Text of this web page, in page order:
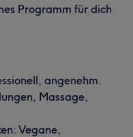
Programm für dich
angenehm.
Massage,
Vegane,